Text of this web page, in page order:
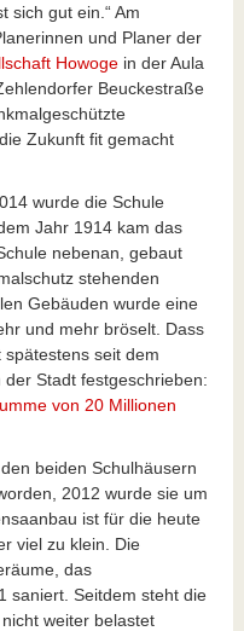
sich gut ein.“ Am
und Planer der
Howogein der Aula
Beuckestraße
Zukunft fit gemacht
wurde die Schule
Jahr 1914 kam das
nebenan, gebaut
stehenden
Gebäuden wurde eine
und mehr bröselt. Dass
seit dem
Stadt festgeschrieben:
von 20 Millionen
beiden Schulhäusern
2012 wurde sie um
ist für die heute
viel zu klein. Die
das
saniert. Seitdem steht die
weiter belastet